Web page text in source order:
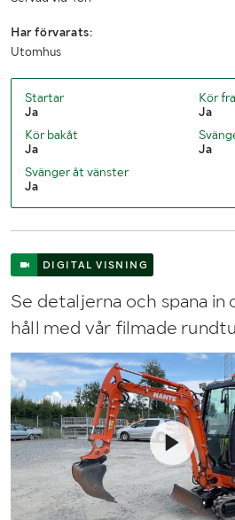
Har förvarats:
Utomhus
Startar
Ja
Kör
Ja
Kör bakåt
Ja
Ja
Svänger åt vänster
Ja
DIGITAL VISNING
Se detaljerna och spana
håll med vår filmade